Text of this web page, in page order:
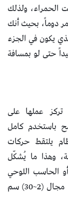
ولذلك
دوماً، بحيث أنك
يكون في الجزء
حتى لو بمسافة
تركز عملها على
باستخدم كامل
يلتقط حركات
وهذا ما يُشكّل
الحاسب اللوحي
يستطيع أن يميز حركتك طالما أنك تتحرك في مجال (2~30) سم